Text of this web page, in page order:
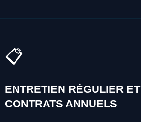
📋
ENTRETIEN RÉGULIER ET
CONTRATS ANNUELS